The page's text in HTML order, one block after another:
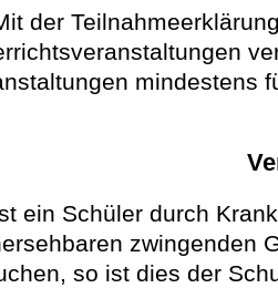
der
mindestens
ein Schüler durch
zwingenden
so ist dies der